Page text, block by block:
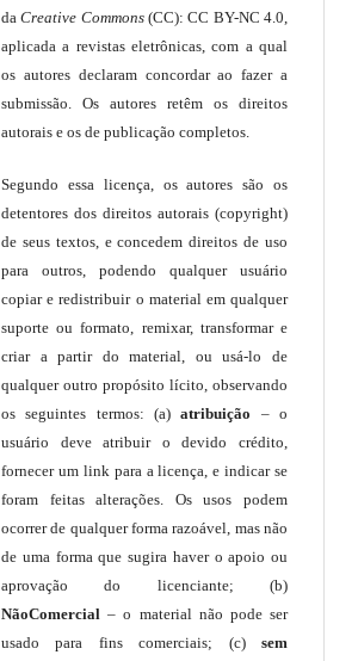
daCreative Commons(CC): CC BY-NC 4.0,
aplicada a revistas eletrônicas, com a qual
os autores declaram concordar ao fazer a
submissão. Os autores retêm os direitos
autorais e os de publicação completos.
Segundo essa licença, os autores são os
detentores dos direitos autorais (copyright)
de seus textos, e concedem direitos de uso
para outros, podendo qualquer usuário
copiar e redistribuir o material em qualquer
suporte ou formato, remixar, transformar e
criar a partir do material, ou usá-lo de
qualquer outro propósito lícito, observando
os seguintes termos: (a)atribuição – o
usuário deve atribuir o devido crédito,
fornecer um link para a licença, e indicar se
foram feitas alterações. Os usos podem
ocorrer de qualquer forma razoável, mas não
de uma forma que sugira haver o apoio ou
aprovação do licenciante; (b)
NãoComercial – o material não pode ser
usado para fins comerciais; (c) sem